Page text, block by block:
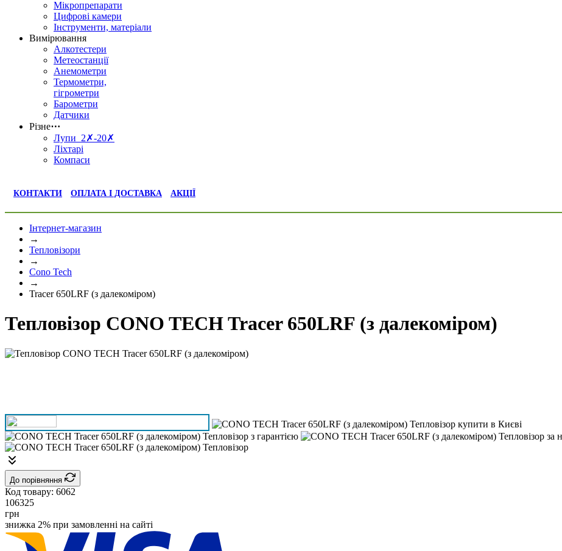
Мікропрепарати
Цифрові камери
Інструменти, матеріали
Вимірювання
Алкотестери
Метеостанції
Анемометри
Термометри,
гігрометри
Барометри
Датчики
Різне⋯
Лупи 2✗-20✗
Ліхтарі
Компаси
КОНТАКТИ ОПЛАТА І ДОСТАВКА АКЦІЇ
Інтернет-магазин
→
Тепловізори
→
Cono Tech
→
Tracer 650LRF (з далекоміром)
Тепловізор CONO TECH Tracer 650LRF (з далекоміром)
До порівняння
Код товару: 6062
106325
грн
знижка 2% при замовленні на сайті